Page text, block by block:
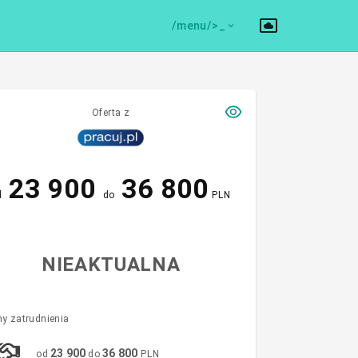
/menu/>
Oferta z
23 900 do 36 800 PLN
NIEAKTUALNA
zatrudnienia
od 23 900 do 36 800 PLN